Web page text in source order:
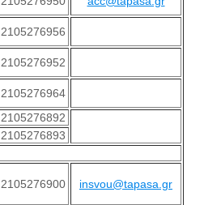
2105276956
2105276952
2105276964
2105276892
2105276893
2105276900 insvou@tapasa.gr